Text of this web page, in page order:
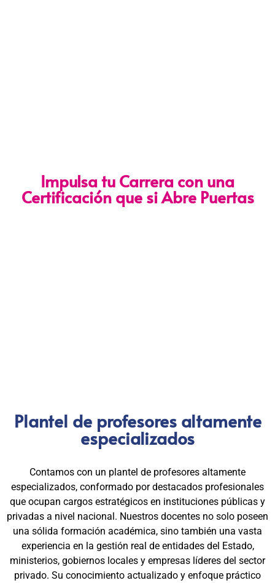
Impulsa tu Carrera con una
Certificación que si Abre Puertas
Plantel de profesores altamente
especializados
Contamos con un plantel de profesores altamente
especializados, conformado por destacados profesionales
que ocupan cargos estratégicos en instituciones públicas y
privadas a nivel nacional. Nuestros docentes no solo poseen
una sólida formación académica, sino también una vasta
experiencia en la gestión real de entidades del Estado,
ministerios, gobiernos locales y empresas líderes del sector
privado. Su conocimiento actualizado y enfoque práctico